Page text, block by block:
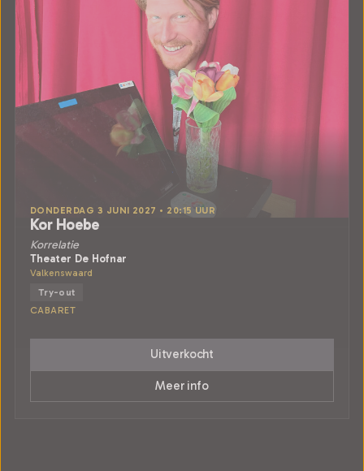
DONDERDAG 3 JUNI 2027 • 20:15 UUR
Kor Hoebe
Korrelatie
Theater De Hofnar
Valkenswaard
Try-out
CABARET
Uitverkocht
Meer info